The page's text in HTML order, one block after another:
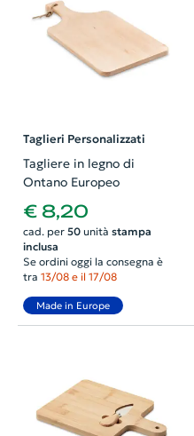
Taglieri Personalizzati
Tagliere in legno di
Ontano Europeo
€ 8,20
cad. per 50unità stampa
inclusa
Se ordini oggi la consegna è
tra 13/08 e il 17/08
Made in Europe